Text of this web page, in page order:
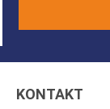
KONTAKT